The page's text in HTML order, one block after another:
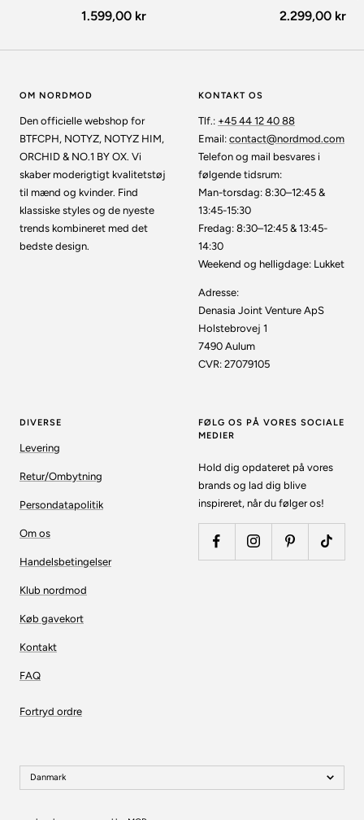
Udsalgspris
1.599,00 kr Udsalgspris
2.299,00 kr
OM NORDMOD
Den officielle webshop for
BTFCPH, NOTYZ, NOTYZ HIM,
ORCHID & NO.1 BY OX. Vi
skaber moderigtigt kvalitetstøj
til mænd og kvinder. Find
klassiske styles og de nyeste
trends kombineret med det
bedste design.
KONTAKT OS
Tlf.: +45 44 12 40 88
Email: contact@nordmod.com
Telefon og mail besvares i
følgende tidsrum:
Man-torsdag: 8:30–12:45 &
13:45-15:30
Fredag: 8:30–12:45 & 13:45-
14:30
Weekend og helligdage: Lukket
Adresse:
Denasia Joint Venture ApS
Holstebrovej 1
7490 Aulum
CVR: 27079105
DIVERSE
Levering
Retur/Ombytning
Persondatapolitik
Om os
Handelsbetingelser
Klub nordmod
Køb gavekort
Kontakt
FAQ
Fortryd ordre
FØLG OS PÅ VORES SOCIALE
MEDIER
Hold dig opdateret på vores
brands og lad dig blive
inspireret, når du følger os!
Danmark